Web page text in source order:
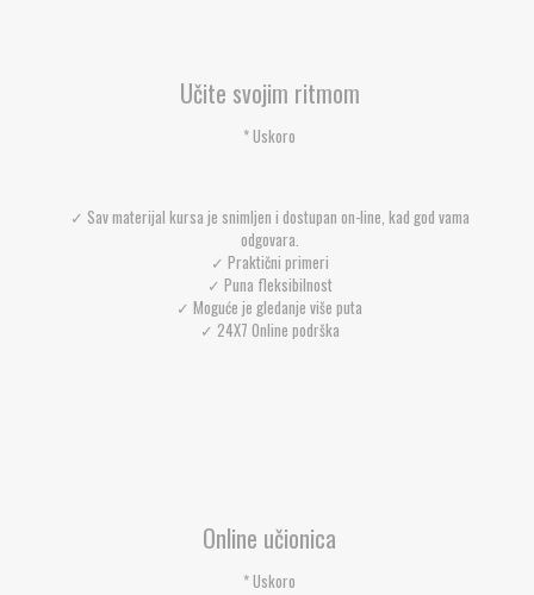
Učite svojim ritmom
* Uskoro
✓ Sav materijal kursa je snimljen i dostupan on-line, kad god vama
odgovara.
✓ Praktični primeri
✓ Puna fleksibilnost
✓ Moguće je gledanje više puta
✓ 24X7 Online podrška
Online učionica
* Uskoro